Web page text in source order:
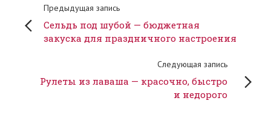
Предыдущая запись
Сельдь под шубой — бюджетная
закуска для праздничного настроения
Следующая запись
Рулеты из лаваша — красочно, быстро
и недорого